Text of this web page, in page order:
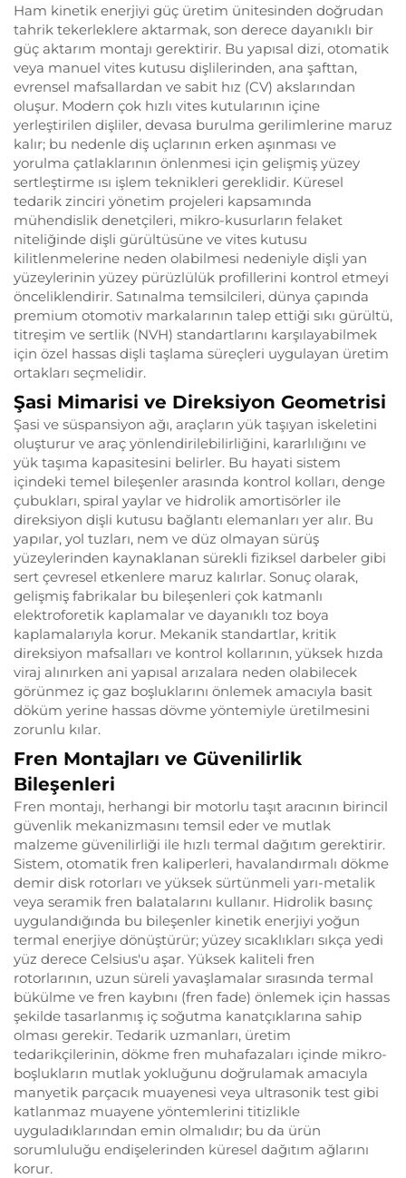
Ham kinetik enerjiyi güç üretim ünitesinden doğrudan
tahrik tekerleklere aktarmak, son derece dayanıklı bir
güç aktarım montajı gerektirir. Bu yapısal dizi, otomatik
veya manuel vites kutusu dişlilerinden, ana şafttan,
evrensel mafsallardan ve sabit hız (CV) akslarından
oluşur. Modern çok hızlı vites kutularının içine
yerleştirilen dişliler, devasa burulma gerilimlerine maruz
kalır; bu nedenle diş uçlarının erken aşınması ve
yorulma çatlaklarının önlenmesi için gelişmiş yüzey
sertleştirme ısı işlem teknikleri gereklidir. Küresel
tedarik zinciri yönetim projeleri kapsamında
mühendislik denetçileri, mikro-kusurların felaket
niteliğinde dişli gürültüsüne ve vites kutusu
kilitlenmelerine neden olabilmesi nedeniyle dişli yan
yüzeylerinin yüzey pürüzlülük profillerini kontrol etmeyi
önceliklendirir. Satınalma temsilcileri, dünya çapında
premium otomotiv markalarının talep ettiği sıkı gürültü,
titreşim ve sertlik (NVH) standartlarını karşılayabilmek
için özel hassas dişli taşlama süreçleri uygulayan üretim
ortakları seçmelidir.
Şasi Mimarisi ve Direksiyon Geometrisi
Şasi ve süspansiyon ağı, araçların yük taşıyan iskeletini
oluşturur ve araç yönlendirilebilirliğini, kararlılığını ve
yük taşıma kapasitesini belirler. Bu hayati sistem
içindeki temel bileşenler arasında kontrol kolları, denge
çubukları, spiral yaylar ve hidrolik amortisörler ile
direksiyon dişli kutusu bağlantı elemanları yer alır. Bu
yapılar, yol tuzları, nem ve düz olmayan sürüş
yüzeylerinden kaynaklanan sürekli fiziksel darbeler gibi
sert çevresel etkenlere maruz kalırlar. Sonuç olarak,
gelişmiş fabrikalar bu bileşenleri çok katmanlı
elektroforetik kaplamalar ve dayanıklı toz boya
kaplamalarıyla korur. Mekanik standartlar, kritik
direksiyon mafsalları ve kontrol kollarının, yüksek hızda
viraj alınırken ani yapısal arızalara neden olabilecek
görünmez iç gaz boşluklarını önlemek amacıyla basit
döküm yerine hassas dövme yöntemiyle üretilmesini
zorunlu kılar.
Fren Montajları ve Güvenilirlik
Bileşenleri
Fren montajı, herhangi bir motorlu taşıt aracının birincil
güvenlik mekanizmasını temsil eder ve mutlak
malzeme güvenilirliği ile hızlı termal dağıtım gerektirir.
Sistem, otomatik fren kaliperleri, havalandırmalı dökme
demir disk rotorları ve yüksek sürtünmeli yarı-metalik
veya seramik fren balatalarını kullanır. Hidrolik basınç
uygulandığında bu bileşenler kinetik enerjiyi yoğun
termal enerjiye dönüştürür; yüzey sıcaklıkları sıkça yedi
yüz derece Celsius'u aşar. Yüksek kaliteli fren
rotorlarının, uzun süreli yavaşlamalar sırasında termal
bükülme ve fren kaybını (fren fade) önlemek için hassas
şekilde tasarlanmış iç soğutma kanatçıklarına sahip
olması gerekir. Tedarik uzmanları, üretim
tedarikçilerinin, dökme fren muhafazaları içinde mikro-
boşlukların mutlak yokluğunu doğrulamak amacıyla
manyetik parçacık muayenesi veya ultrasonik test gibi
katlanmaz muayene yöntemlerini titizlikle
uyguladıklarından emin olmalıdır; bu da ürün
sorumluluğu endişelerinden küresel dağıtım ağlarını
korur.